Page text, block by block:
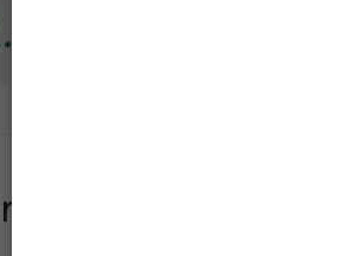
Varje kilo av varan påverkar